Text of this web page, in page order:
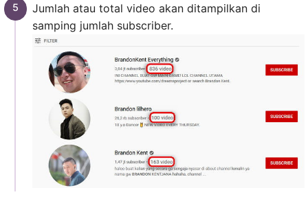
Jumlah atau total video akan ditampilkan di
samping jumlah subscriber.